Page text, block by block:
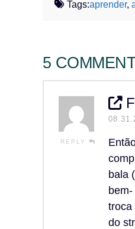
Tags:aprender,
5
REPLY
bala
troca
do